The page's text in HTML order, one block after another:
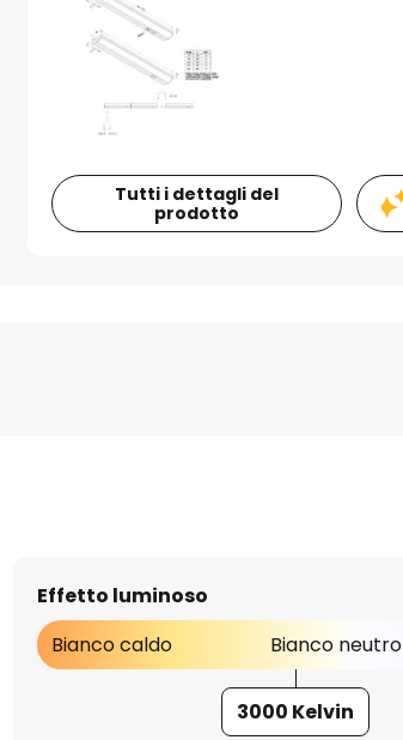
Tutti i dettagli del
prodotto
Effetto luminoso
Bianco caldo
Bianco neutro
3000 Kelvin